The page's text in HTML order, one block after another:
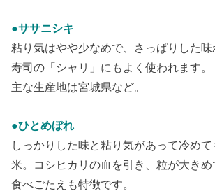
●ササニシキ
粘り気はやや少なめで、さっぱりした
寿司の「シャリ」にもよく使われます。
主な生産地は宮城県など。
●ひとめぼれ
しっかりした味と粘り気があって冷め
米。コシヒカリの血を引き、粒が大き
食べごたえも特徴です。